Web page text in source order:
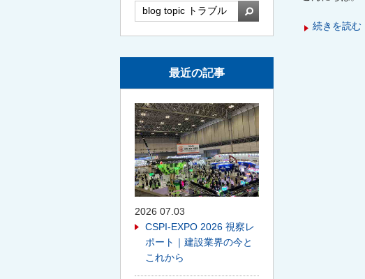
続きを読む
検索
最近の記事
2026 07.03
CSPI-EXPO 2026 視察レ
ポート｜建設業界の今と
これから